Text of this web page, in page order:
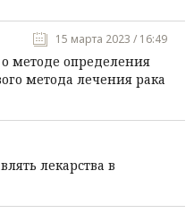
15 марта 2023 / 16:49
методе определения
метода лечения рака
лекарства в